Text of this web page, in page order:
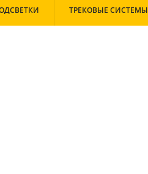
ТРЕКОВЫЕ СИСТЕМЫ